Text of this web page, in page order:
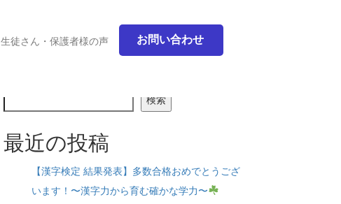
生徒さん・保護者様の声 お問い合わせ
検索
最近の投稿
【漢字検定 結果発表】多数合格おめでとうござ
います！〜漢字力から育む確かな学力〜